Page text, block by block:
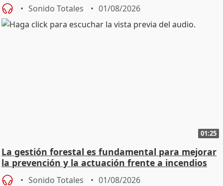
Sonido Totales 01/08/2026
01:25
La gestión forestal es fundamental para mejorar
la prevención y la actuación frente a incendios
Sonido Totales 01/08/2026